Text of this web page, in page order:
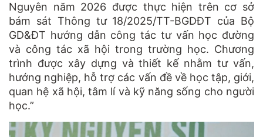
Nguyên năm 2026 được thực hiện trên cơ sở
bám sát Thông tư 18/2025/TT-BGDĐT của Bộ
GD&ĐT hướng dẫn công tác tư vấn học đường
và công tác xã hội trong trường học. Chương
trình được xây dựng và thiết kế nhằm tư vấn,
hướng nghiệp, hỗ trợ các vấn đề về học tập, giới,
quan hệ xã hội, tâm lí và kỹ năng sống cho người
học.”